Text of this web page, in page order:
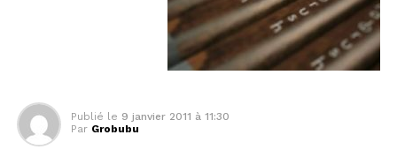
Publié le 9 janvier 2011 à 11:30
Par Grobubu